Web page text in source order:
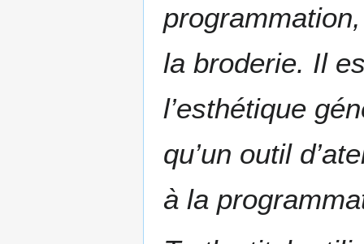
la broderie. Il
l’esthétique
qu’un outil
à la